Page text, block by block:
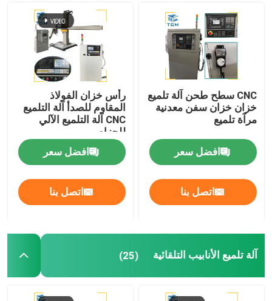
CNC سطح طحن آلة تلميع
خزان خزان سفن معدنية
مرآة تلميع
افضل سعر
اتصل بنا
رأس خزان الفولاذ
المقاوم للصدأ آلة التلميع
CNC آلة التلميع الآلي
للحزام
افضل سعر
اتصل بنا
آلة تلميع الأنابيب التلقائية (25)